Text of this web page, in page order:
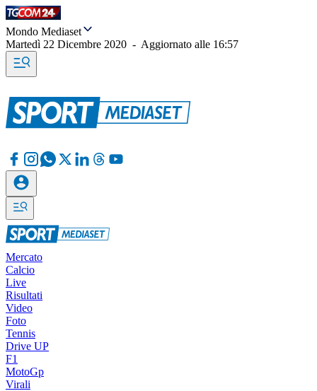
Mondo Mediaset
Martedì 22 Dicembre 2020 - Aggiornato alle 16:57
Mercato
Calcio
Live
Risultati
Video
Foto
Tennis
Drive UP
F1
MotoGp
Virali